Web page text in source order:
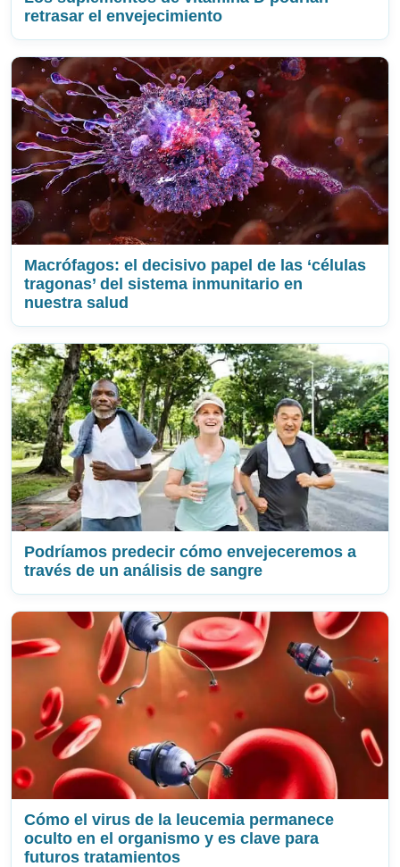
retrasar el envejecimiento
Macrófagos: el decisivo papel de las ‘células
tragonas’ del sistema inmunitario en
nuestra salud
Podríamos predecir cómo envejeceremos a
través de un análisis de sangre
Cómo el virus de la leucemia permanece
oculto en el organismo y es clave para
futuros tratamientos